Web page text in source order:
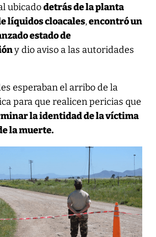
ubicadodetrás de la planta
líquidos cloacales,encontró un
estado de
y dio aviso a las autoridades
esperaban el arribo de la
para que realicen pericias que
la identidad de la víctima
la muerte.